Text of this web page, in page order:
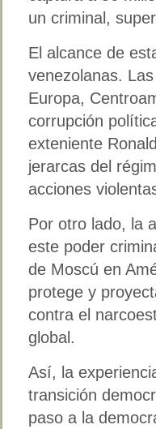
un criminal,
El alcance de
venezolanas.
Europa,
corrupción
exteniente
jerarcas del
acciones
Por otro lado, la
este poder
de Moscú en
protege y
contra el
global.
Así, la
transición
paso a la